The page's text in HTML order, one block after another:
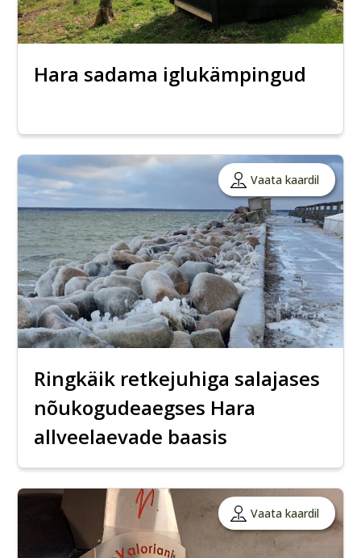
Hara sadama iglukämpingud
Vaata kaardil
Ringkäik retkejuhiga salajases
nõukogudeaegses Hara
allveelaevade baasis
Vaata kaardil